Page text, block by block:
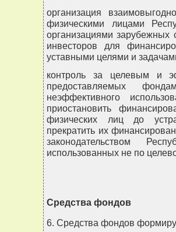
организация
физическими лицами
организациями зарубежных
инвесторов для
уставными целями и
контроль за целевым и
предоставляемых
неэффективного
приостановить
физических лиц до
прекратить их
законодательством
использованных не по
Средства фондов
6. Средства фондов